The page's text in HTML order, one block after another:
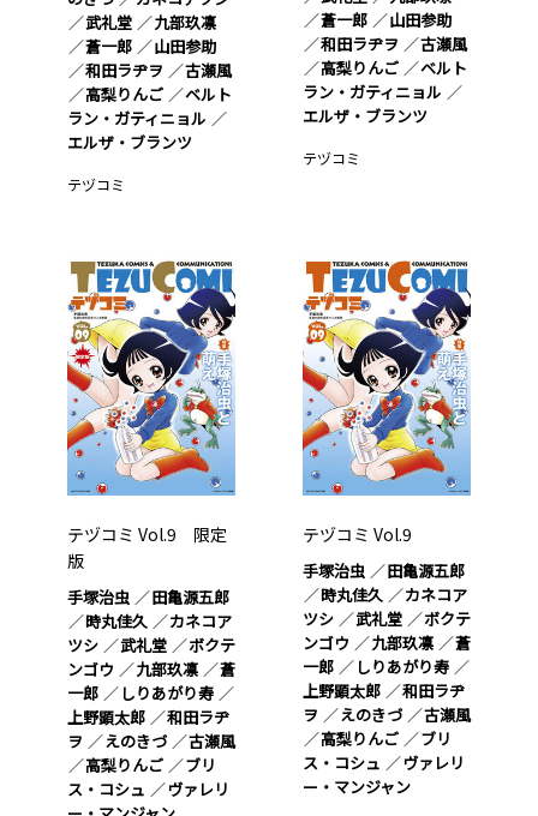
武礼堂
九部玖凛
蒼一郎
山田参助
和田ラヂヲ
古瀬風
高梨りんご
ベルト
ラン・ガティニョル
エルザ・ブランツ
テヅコミ
蒼一郎
山田参助
和田ラヂヲ
古瀬風
高梨りんご
ベルト
ラン・ガティニョル
エルザ・ブランツ
テヅコミ
テヅコミ Vol.9 限定
版
手塚治虫
田亀源五郎
時丸佳久
カネコア
ツシ
武礼堂
ボクテ
ンゴウ
九部玖凛
蒼
一郎
しりあがり寿
上野顕太郎
和田ラヂ
ヲ
えのきづ
古瀬風
高梨りんご
ブリ
ス・コシュ
ヴァレリ
テヅコミ Vol.9
手塚治虫
田亀源五郎
時丸佳久
カネコア
ツシ
武礼堂
ボクテ
ンゴウ
九部玖凛
蒼
一郎
しりあがり寿
上野顕太郎
和田ラヂ
ヲ
えのきづ
古瀬風
高梨りんご
ブリ
ス・コシュ
ヴァレリ
ー・マンジャン